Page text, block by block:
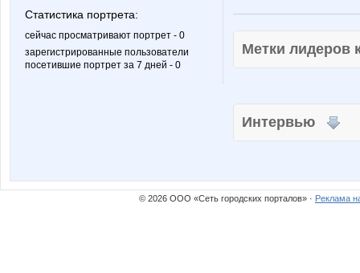
Статистика портрета:
сейчас просматривают портрет - 0
зарегистрированные пользователи
посетившие портрет за 7 дней - 0
Метки
Интервью
© 2026 ООО «Сеть городских порталов» · Реклама